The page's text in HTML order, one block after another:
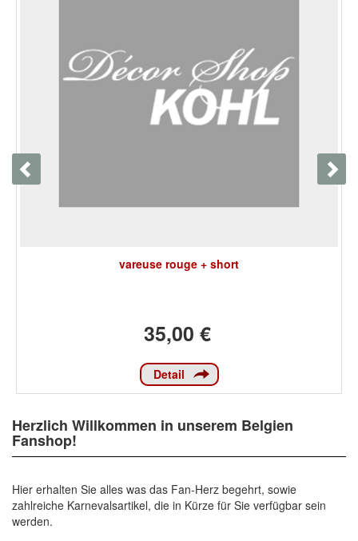
vareuse rouge + short
35,00 €
Detail
Herzlich Willkommen in unserem Belgien
Fanshop!
Hier erhalten Sie alles was das Fan-Herz begehrt, sowie
zahlreiche Karnevalsartikel, die in Kürze für Sie verfügbar sein
werden.